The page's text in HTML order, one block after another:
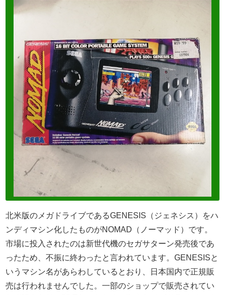
北米版のメガドライブであるGENESIS（ジェネシス）をハ
ンディマシン化したものがNOMAD（ノーマッド）です。
市場に投入されたのは新世代機のセガサターン発売後であ
ったため、不振に終わったと言われています。GENESISと
いうマシン名があらわしているとおり、日本国内で正規販
売は行われませんでした。一部のショップで販売されてい